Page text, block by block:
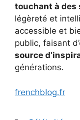
touchant à des
légèreté et
accessible et
public, faisant
source
générations.
frenchblog.fr